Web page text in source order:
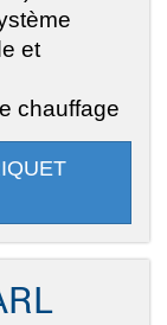
et
chauffage